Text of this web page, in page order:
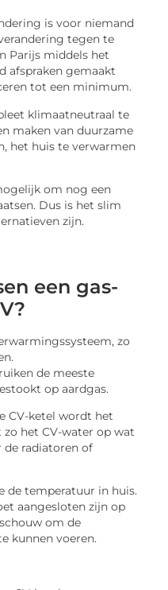
is voor niemand
tegen te
Parijs middels het
afspraken gemaakt
tot een minimum.
klimaatneutraal te
maken van duurzame
het huis te verwarmen
om nog een
Dus is het slim
zijn.
een gas-
zo
de meeste
op aardgas.
CV-ketel wordt het
het CV-water op wat
de radiatoren of
de temperatuur in huis.
aangesloten zijn op
om de
kunnen voeren.